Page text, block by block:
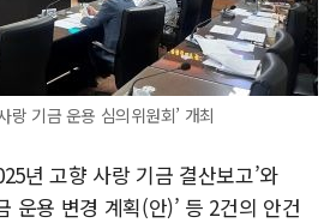
기금 운용 심의위원회’ 개최
년 고향 사랑 기금 결산보고’와
운용 변경 계획(안)’ 등 2건의 안건